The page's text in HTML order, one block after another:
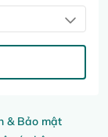
& Bảo mật